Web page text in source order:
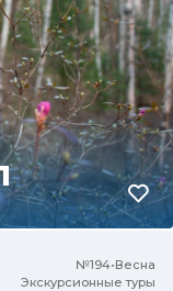
№194•Весна
Экскурсионные туры